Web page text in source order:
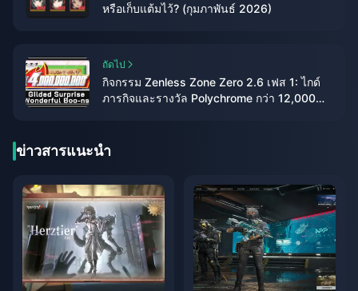
หรือเก็บแต้มไว้? (กุมภาพันธ์ 2026)
ถัดไป
กิจกรรม Zenless Zone Zero 2.6 เฟส 1: ไกด์
ภารกิจและรางวัล Polychrome กว่า 12,000
ข่าวสารแนะนำ